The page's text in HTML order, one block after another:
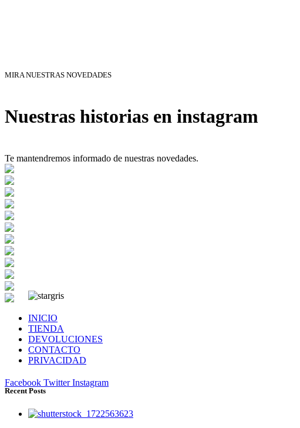
MIRA NUESTRAS NOVEDADES
Nuestras historias en instagram
Te mantendremos informado de nuestras novedades.
INICIO
TIENDA
DEVOLUCIONES
CONTACTO
PRIVACIDAD
Facebook Twitter Instagram
Recent Posts